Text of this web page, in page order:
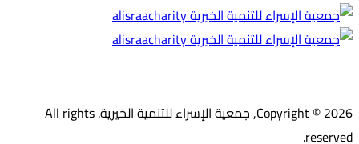
Copyright © 2026, جمعية الإسراء للتنمية الخيرية. All rights
reserved.